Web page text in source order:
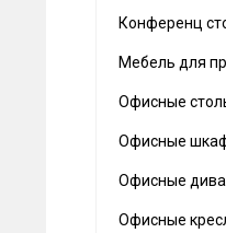
Конференц
Мебель для
Офисные
Офисные
Офисные
Офисные